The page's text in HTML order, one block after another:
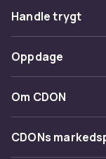
Vanlige spørsmål
Spor pakke
Angre & returner
Kontakt oss
Handle trygt
Betaling
Levering
Tilbakekallinger
Oppdage
Kategorier
Varemerker
Om CDON
Om oss
CDONs